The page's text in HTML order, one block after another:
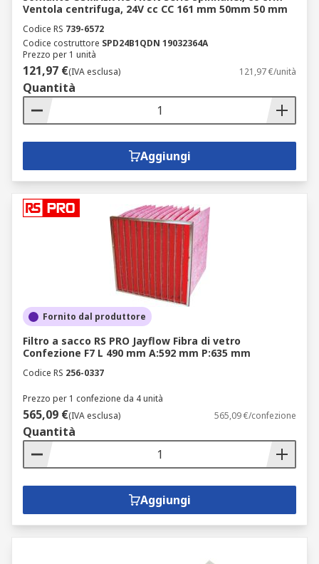
Ventola centrifuga, 24V cc CC 161 mm 50mm 50 mm
Codice RS 739-6572
Codice costruttore SPD24B1QDN 19032364A
Prezzo per 1 unità
121,97 €(IVA esclusa) 121,97 €/unità
Quantità
Aggiungi
Fornito dal produttore
Filtro a sacco RS PRO Jayflow Fibra di vetro
Confezione F7 L 490 mm A:592 mm P:635 mm
Codice RS 256-0337
Prezzo per 1 confezione da 4 unità
565,09 €(IVA esclusa) 565,09 €/confezione
Quantità
Aggiungi